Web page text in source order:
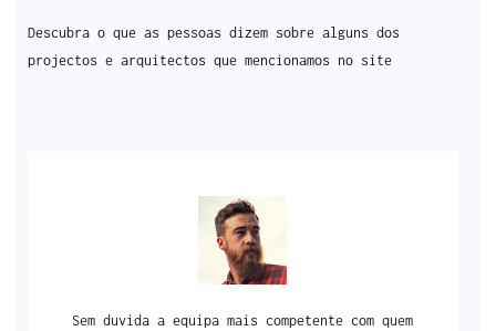
Descubra o que as pessoas dizem sobre alguns dos
projectos e arquitectos que mencionamos no site
Sem duvida a equipa mais competente com quem